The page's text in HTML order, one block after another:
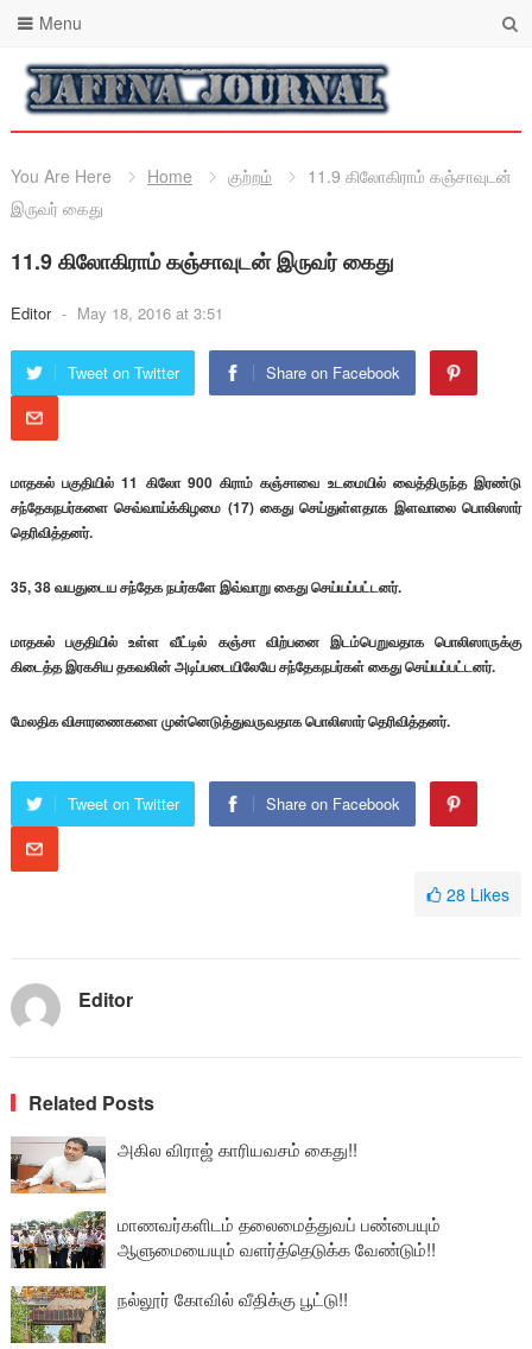
Menu
You Are Here Home குற்றம்
11.9 கிலோகிராம் கஞ்சாவுடன்
இருவர் கைது
11.9 கிலோகிராம் கஞ்சாவுடன் இருவர் கைது
Editor - May 18, 2016 at 3:51
Tweet on Twitter Share on Facebook
மாதகல் பகுதியில் 11 கிலோ 900 கிராம் கஞ்சாவை உடமையில் வைத்திருந்த இரண்டு
சந்தேகநபர்களை செவ்வாய்க்கிழமை (17) கைது செய்துள்ளதாக இளவாலை பொலிஸார்
தெரிவித்தனர்.
35, 38 வயதுடைய சந்தேக நபர்களே இவ்வாறு கைது செய்யப்பட்டனர்.
மாதகல் பகுதியில் உள்ள வீட்டில் கஞ்சா விற்பனை இடம்பெறுவதாக பொலிஸாருக்கு
கிடைத்த இரகசிய தகவலின் அடிப்படையிலேயே சந்தேகநபர்கள் கைது செய்யப்பட்டனர்.
மேலதிக விசாரணைகளை முன்னெடுத்துவருவதாக பொலிஸார் தெரிவித்தனர்.
Tweet on Twitter Share on Facebook
28 Likes
Editor
Related Posts
அகில விராஜ் காரியவசம் கைது!!
மாணவர்களிடம் தலைமைத்துவப் பண்பையும்
ஆளுமையையும் வளர்த்தெடுக்க வேண்டும்!!
நல்லூர் கோவில் வீதிக்கு பூட்டு!!